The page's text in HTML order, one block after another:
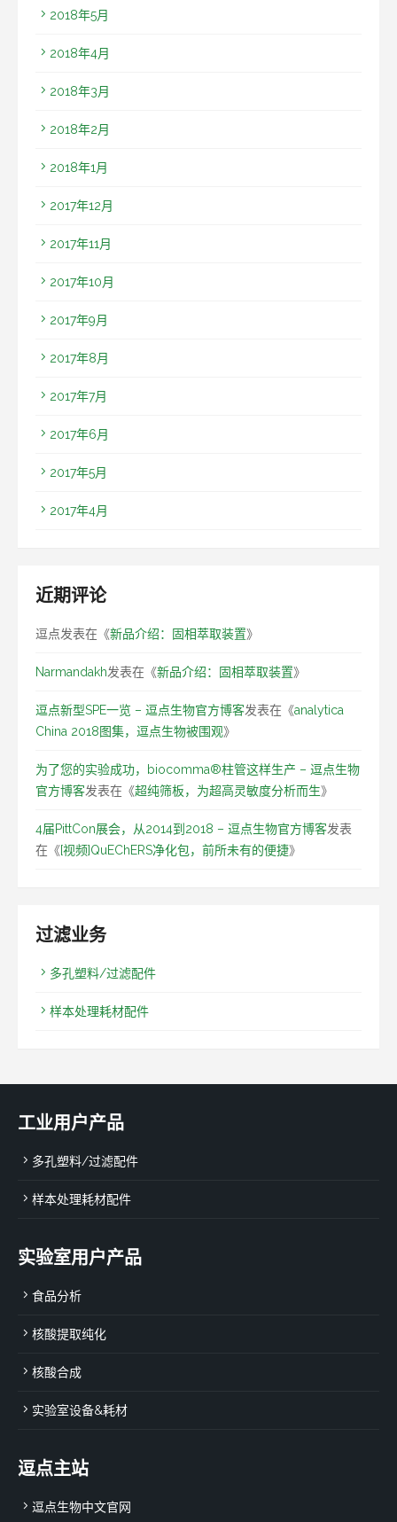
2018年5月
2018年4月
2018年3月
2018年2月
2018年1月
2017年12月
2017年11月
2017年10月
2017年9月
2017年8月
2017年7月
2017年6月
2017年5月
2017年4月
近期评论
逗点发表在《新品介绍：固相萃取装置》
Narmandakh发表在《新品介绍：固相萃取装置》
逗点新型SPE一览 – 逗点生物官方博客发表在《analytica
China 2018图集，逗点生物被围观》
为了您的实验成功，biocomma®柱管这样生产 – 逗点生物
官方博客发表在《超纯筛板，为超高灵敏度分析而生》
4届PittCon展会，从2014到2018 – 逗点生物官方博客发表
在《[视频]QuEChERS净化包，前所未有的便捷》
过滤业务
多孔塑料/过滤配件
样本处理耗材配件
工业用户产品
多孔塑料/过滤配件
样本处理耗材配件
实验室用户产品
食品分析
核酸提取纯化
核酸合成
实验室设备&耗材
逗点主站
逗点生物中文官网